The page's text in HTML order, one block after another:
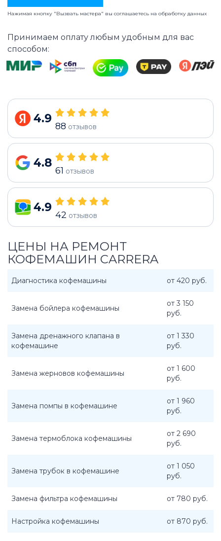
Нажимая кнопку "Вызвать мастера" вы соглашаетесь на обработку данных
Принимаем оплату любым удобным для вас
способом:
4.9
88 отзывов
4.8
61 отзывов
4.9
42 отзывов
ЦЕНЫ НА РЕМОНТ
КОФЕМАШИН CARRERA
Диагностика кофемашины от 420 руб.
Замена бойлера кофемашины
от 3 150
руб.
Замена дренажного клапана в
кофемашине
от 1 330
руб.
Замена жерновов кофемашины
от 1 600
руб.
Замена помпы в кофемашине
от 1 960
руб.
Замена термоблока кофемашины
от 2 690
руб.
Замена трубок в кофемашине
от 1 050
руб.
Замена фильтра кофемашины от 780 руб.
Настройка кофемашины от 870 руб.